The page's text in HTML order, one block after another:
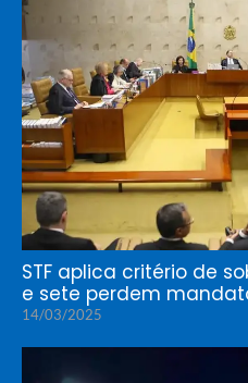
STF aplica critério de
e sete perdem
14/03/2025